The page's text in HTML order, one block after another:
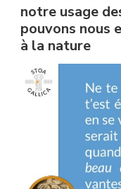
notre usage
pouvons nous
à la nature